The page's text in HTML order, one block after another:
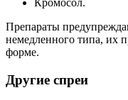
Кромосол.
Препараты
немедленного типа, их
форме.
Другие спреи